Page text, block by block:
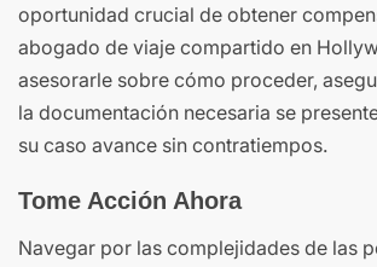
oportunidad crucial de obtener
abogado de viaje compartido en
asesorarle sobre cómo proceder,
la documentación necesaria se
su caso avance sin contratiempos.
Tome Acción Ahora
Navegar por las complejidades de las